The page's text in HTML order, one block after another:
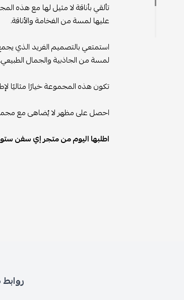
تألقي بأناقة لا مثيل لها مع هذه
عليها لمسة من الفخامة والأناقة.
استمتعي بالتصميم الفريد الذي
لمسة من الجاذبية والجمال الطبيعي.
تكون هذه المجموعة خيارًا مثاليًا
احصل على مظهر لا يُضاهى مع
اطلبها اليوم من متجر إي سفن